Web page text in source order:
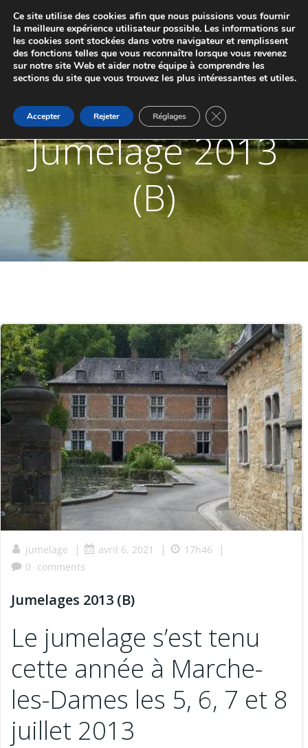
au
contenu
JUMELAGE DE MARCHE-LES-DAMES ET
PONTAILLER-SUR-SAÔNE
Jumelage 2013
(B)
jumelage | avril 6, 2021 | 17h46 |
0 comments
Jumelages 2013 (B)
Le jumelage s’est tenu
cette année à Marche-
les-Dames les 5, 6, 7 et 8
juillet 2013
Ce site utilise des cookies afin que nous puissions vous fournir
la meilleure expérience utilisateur possible. Les informations sur
les cookies sont stockées dans votre navigateur et remplissent
des fonctions telles que vous reconnaître lorsque vous revenez
sur notre site Web et aider notre équipe à comprendre les
sections du site que vous trouvez les plus intéressantes et utiles.
Accepter Rejeter Réglages Fermer la bannière